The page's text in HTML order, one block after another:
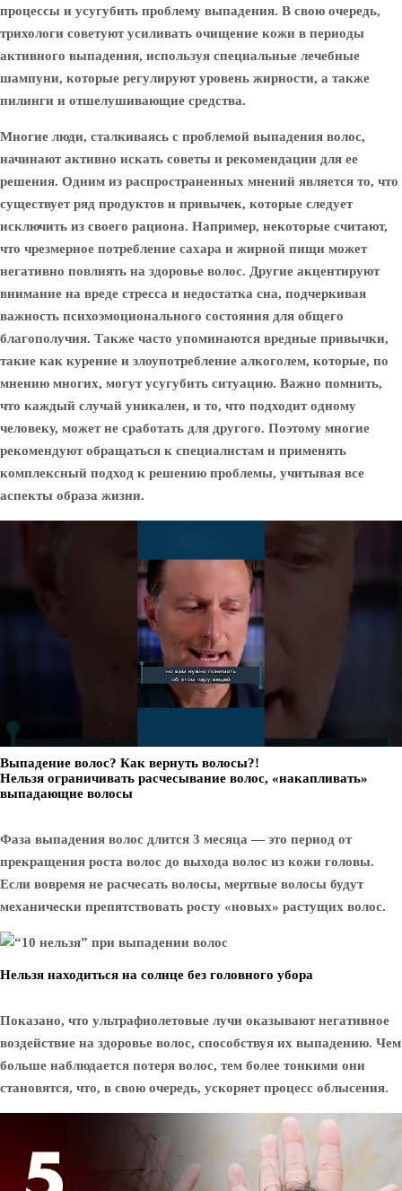
процессы и усугубить проблему выпадения. В свою очередь,
трихологи советуют усиливать очищение кожи в периоды
активного выпадения, используя специальные лечебные
шампуни, которые регулируют уровень жирности, а также
пилинги и отшелушивающие средства.
Многие люди, сталкиваясь с проблемой выпадения волос,
начинают активно искать советы и рекомендации для ее
решения. Одним из распространенных мнений является то, что
существует ряд продуктов и привычек, которые следует
исключить из своего рациона. Например, некоторые считают,
что чрезмерное потребление сахара и жирной пищи может
негативно повлиять на здоровье волос. Другие акцентируют
внимание на вреде стресса и недостатка сна, подчеркивая
важность психоэмоционального состояния для общего
благополучия. Также часто упоминаются вредные привычки,
такие как курение и злоупотребление алкоголем, которые, по
мнению многих, могут усугубить ситуацию. Важно помнить,
что каждый случай уникален, и то, что подходит одному
человеку, может не сработать для другого. Поэтому многие
рекомендуют обращаться к специалистам и применять
комплексный подход к решению проблемы, учитывая все
аспекты образа жизни.
Выпадение волос? Как вернуть волосы?!
Нельзя ограничивать расчесывание волос, «накапливать»
выпадающие волосы
Фаза выпадения волос длится 3 месяца — это период от
прекращения роста волос до выхода волос из кожи головы.
Если вовремя не расчесать волосы, мертвые волосы будут
механически препятствовать росту «новых» растущих волос.
Нельзя находиться на солнце без головного убора
Показано, что ультрафиолетовые лучи оказывают негативное
воздействие на здоровье волос, способствуя их выпадению. Чем
больше наблюдается потеря волос, тем более тонкими они
становятся, что, в свою очередь, ускоряет процесс облысения.